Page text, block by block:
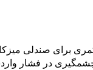
کمری برای صندلی
در فشار